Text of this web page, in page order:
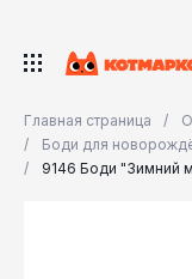
Главная страница
Боди для
9146 Боди "Зимний